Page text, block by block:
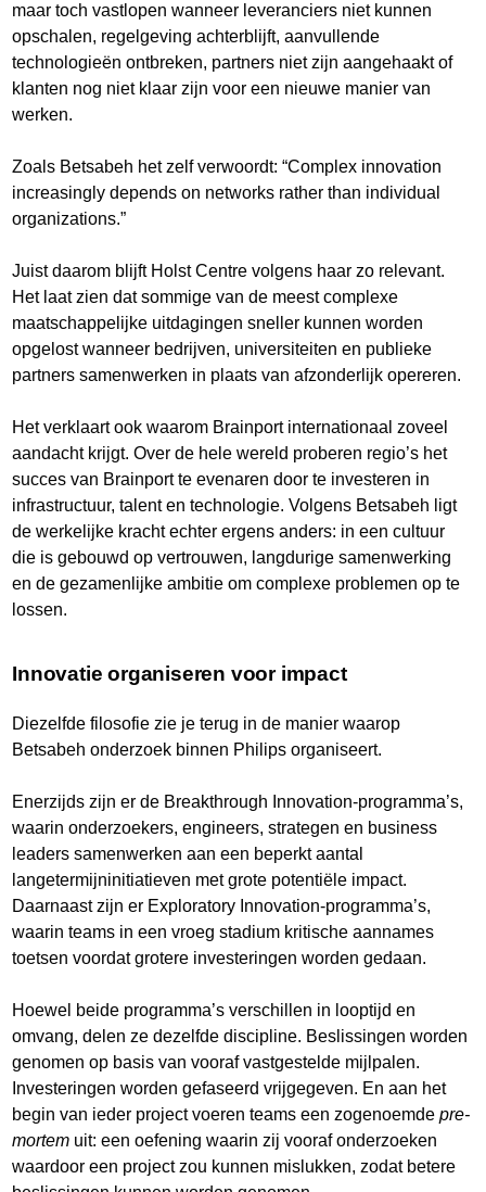
maar toch vastlopen wanneer leveranciers niet kunnen
opschalen, regelgeving achterblijft, aanvullende
technologieën ontbreken, partners niet zijn aangehaakt of
klanten nog niet klaar zijn voor een nieuwe manier van
werken.
Zoals Betsabeh het zelf verwoordt: “Complex innovation
increasingly depends on networks rather than individual
organizations.”
Juist daarom blijft Holst Centre volgens haar zo relevant.
Het laat zien dat sommige van de meest complexe
maatschappelijke uitdagingen sneller kunnen worden
opgelost wanneer bedrijven, universiteiten en publieke
partners samenwerken in plaats van afzonderlijk opereren.
Het verklaart ook waarom Brainport internationaal zoveel
aandacht krijgt. Over de hele wereld proberen regio’s het
succes van Brainport te evenaren door te investeren in
infrastructuur, talent en technologie. Volgens Betsabeh ligt
de werkelijke kracht echter ergens anders: in een cultuur
die is gebouwd op vertrouwen, langdurige samenwerking
en de gezamenlijke ambitie om complexe problemen op te
lossen.
Innovatie organiseren voor impact
Diezelfde filosofie zie je terug in de manier waarop
Betsabeh onderzoek binnen Philips organiseert.
Enerzijds zijn er de Breakthrough Innovation-programma’s,
waarin onderzoekers, engineers, strategen en business
leaders samenwerken aan een beperkt aantal
langetermijninitiatieven met grote potentiële impact.
Daarnaast zijn er Exploratory Innovation-programma’s,
waarin teams in een vroeg stadium kritische aannames
toetsen voordat grotere investeringen worden gedaan.
Hoewel beide programma’s verschillen in looptijd en
omvang, delen ze dezelfde discipline. Beslissingen worden
genomen op basis van vooraf vastgestelde mijlpalen.
Investeringen worden gefaseerd vrijgegeven. En aan het
begin van ieder project voeren teams een zogenoemdepre-
mortem uit: een oefening waarin zij vooraf onderzoeken
waardoor een project zou kunnen mislukken, zodat betere